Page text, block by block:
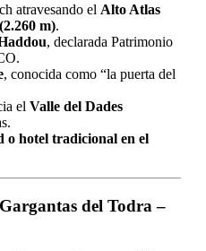
atravesando el Alto Atlas
m).
, declarada Patrimonio
, conocida como “la puerta del
el Valle del Dades
o hotel tradicional en el
del Todra –